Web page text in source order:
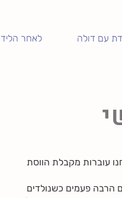
עם דולה לאחר
עוברות מקבלת הווסת
הרבה פעמים כשנולדים